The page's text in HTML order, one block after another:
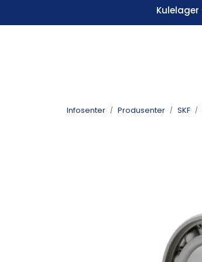
Kulelager
Infosenter Produsenter SKF